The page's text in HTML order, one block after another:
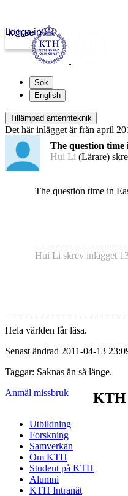
kth.se
Logga in
Sök
English
Tillämpad antennteknik
Det här inlägget är från april
The question time
Hui Li (Lärare)
The question time in
Hui Li skrev inlägget
Hela världen får läsa.
Senast ändrad 2011-04-13
Taggar: Saknas än så länge.
Anmäl missbruk
KTH
Utbildning
Forskning
Samverkan
Om KTH
Student på KTH
Alumni
KTH Intranät